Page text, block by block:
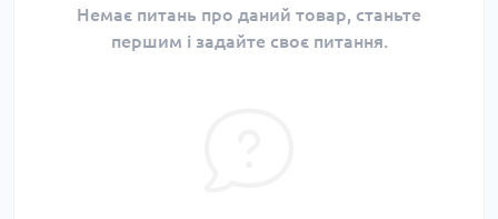
Немає питань про даний товар, станьте
першим і задайте своє питання.